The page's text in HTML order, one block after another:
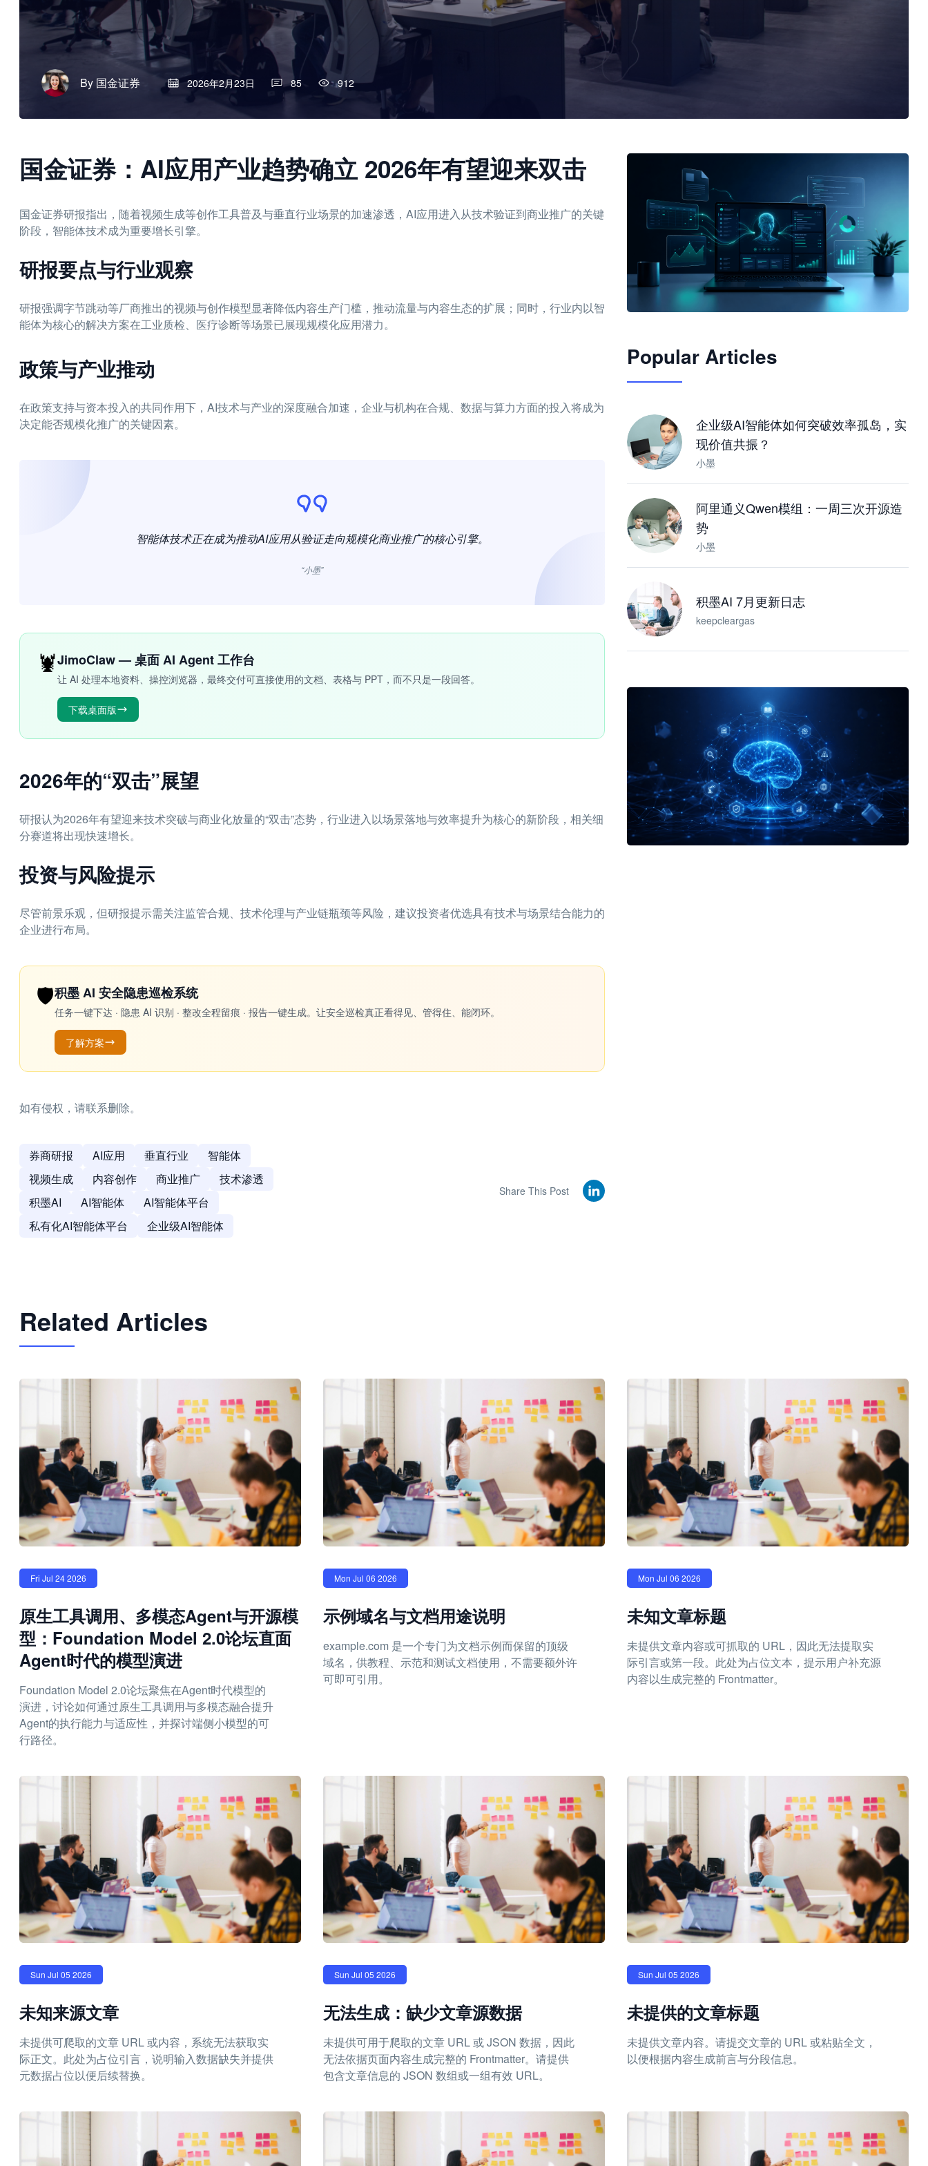
By 国金证券 2026年2月23日 85 912
国金证券：AI应用产业趋势确立 2026年有望迎来双击
国金证券研报指出，随着视频生成等创作工具普及与垂直行业场景的加速渗透，AI应用进入从技术验证到商业推广的关键
阶段，智能体技术成为重要增长引擎。
研报要点与行业观察
研报强调字节跳动等厂商推出的视频与创作模型显著降低内容生产门槛，推动流量与内容生态的扩展；同时，行业内以智
能体为核心的解决方案在工业质检、医疗诊断等场景已展现规模化应用潜力。
政策与产业推动
在政策支持与资本投入的共同作用下，AI技术与产业的深度融合加速，企业与机构在合规、数据与算力方面的投入将成为
决定能否规模化推广的关键因素。
智能体技术正在成为推动AI应用从验证走向规模化商业推广的核心引擎。
“小墨”
🦞JimoClaw — 桌面 AI Agent 工作台
让 AI 处理本地资料、操控浏览器，最终交付可直接使用的文档、表格与 PPT，而不只是一段回答。
下载桌面版
2026年的“双击”展望
研报认为2026年有望迎来技术突破与商业化放量的“双击”态势，行业进入以场景落地与效率提升为核心的新阶段，相关细
分赛道将出现快速增长。
投资与风险提示
尽管前景乐观，但研报提示需关注监管合规、技术伦理与产业链瓶颈等风险，建议投资者优选具有技术与场景结合能力的
企业进行布局。
🛡️积墨 AI 安全隐患巡检系统
任务一键下达 · 隐患 AI 识别 · 整改全程留痕 · 报告一键生成。让安全巡检真正看得见、管得住、能闭环。
了解方案
如有侵权，请联系删除。
券商研报 AI应用 垂直行业
智能体
视频生成
内容创作 商业推广
技术渗透
积墨AI
AI智能体
AI智能体平台
私有化AI智能体平台
企业级AI智能体
Share This Post
JimoClaw 桌面 AI Agent 工作台
Popular Articles
企业级AI智能体如何突破效率孤岛，实
现价值共振？
小墨
阿里通义Qwen模组：一周三次开源造
势
小墨
积墨AI 7月更新日志
keepcleargas
Related Articles
Fri Jul 24 2026
原生工具调用、多模态Agent与开源模
型：Foundation Model 2.0论坛直面
Agent时代的模型演进
Foundation Model 2.0论坛聚焦在Agent时代模型的
演进，讨论如何通过原生工具调用与多模态融合提升
Agent的执行能力与适应性，并探讨端侧小模型的可
行路径。
Mon Jul 06 2026
示例域名与文档用途说明
example.com 是一个专门为文档示例而保留的顶级
域名，供教程、示范和测试文档使用，不需要额外许
可即可引用。
Mon Jul 06 2026
未知文章标题
未提供文章内容或可抓取的 URL，因此无法提取实
际引言或第一段。此处为占位文本，提示用户补充源
内容以生成完整的 Frontmatter。
Sun Jul 05 2026
未知来源文章
未提供可爬取的文章 URL 或内容，系统无法获取实
际正文。此处为占位引言，说明输入数据缺失并提供
元数据占位以便后续替换。
Sun Jul 05 2026
无法生成：缺少文章源数据
未提供可用于爬取的文章 URL 或 JSON 数据，因此
无法依据页面内容生成完整的 Frontmatter。请提供
包含文章信息的 JSON 数组或一组有效 URL。
Sun Jul 05 2026
未提供的文章标题
未提供文章内容。请提交文章的 URL 或粘贴全文，
以便根据内容生成前言与分段信息。